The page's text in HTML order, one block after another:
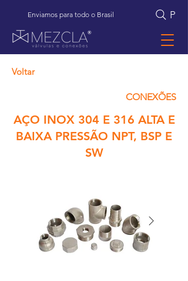
Enviamos para todo o Brasil
Voltar
CONEXÕES
AÇO INOX 304 E 316 ALTA E
BAIXA PRESSÃO NPT, BSP E
SW